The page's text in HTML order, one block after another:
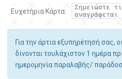
Ευχετήρια Κάρτα:
Για την άρτια εξυπηρέτησή σας,
δίνονται τουλάχιστον 1 ημέρα
ημερομηνία παραλαβής/